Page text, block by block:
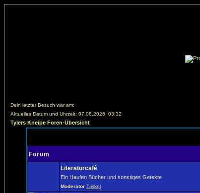
Dein letzter Besuch war am:
Aktuelles Datum und Uhrzeit: 07.08.2026, 03:32
Tylers Kneipe Foren-Übersicht
Forum
Literaturcafé
Ein Haufen Bücher und sonstiges Getexte
Moderator Triskel